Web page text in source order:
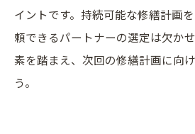
イントです。持続可能な修繕計画
頼できるパートナーの選定は欠か
素を踏まえ、次回の修繕計画に向
う。